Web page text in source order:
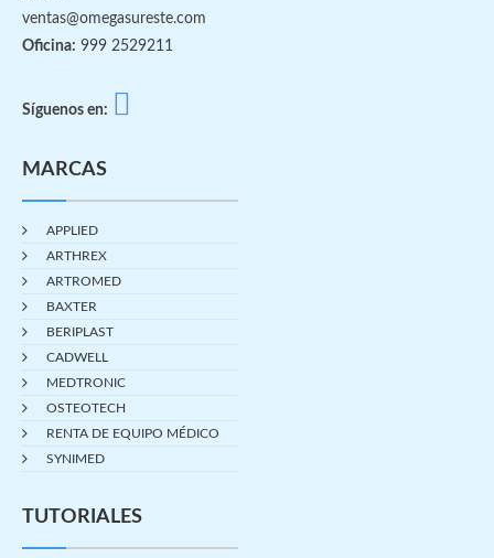
ventas@omegasureste.com
Oficina: 999 2529211
Síguenos en:
MARCAS
APPLIED
ARTHREX
ARTROMED
BAXTER
BERIPLAST
CADWELL
MEDTRONIC
OSTEOTECH
RENTA DE EQUIPO MÉDICO
SYNIMED
TUTORIALES